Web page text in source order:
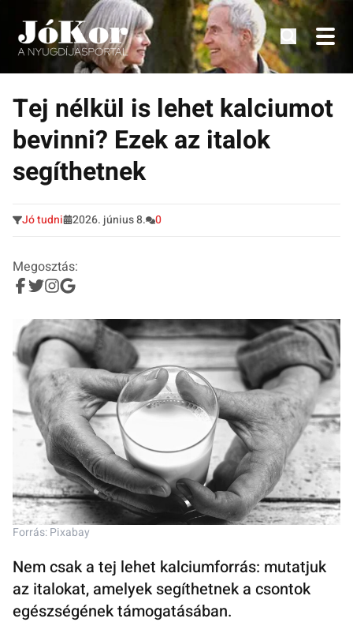
Tovább
tartalomra
Tudnivalók, érdekességek idősek számára.
Tej nélkül is lehet kalciumot
bevinni? Ezek az italok
segíthetnek
Jó tudni 2026. június 8. 0
Megosztás:
Forrás: Pixabay
Nem csak a tej lehet kalciumforrás: mutatjuk
az italokat, amelyek segíthetnek a csontok
egészségének támogatásában.